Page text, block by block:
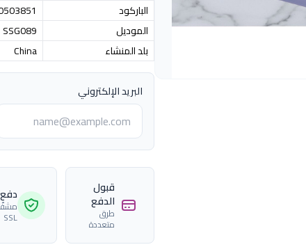
الباركود
الموديل
SSG089
بلد المنشاء
China
البريد الإلكتروني
قبول
الدفع
طرق
متعددة SSL